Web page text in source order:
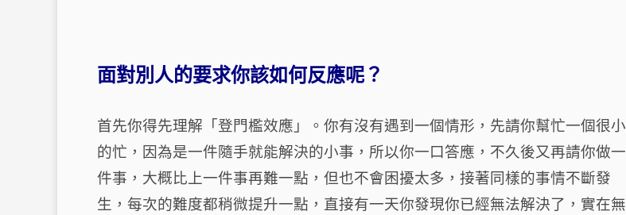
面對別人的要求你該如何反應呢？
首先你得先理解「登門檻效應」。你有沒有遇到一個情形，先請你幫忙一個很小
的忙，因為是一件隨手就能解決的小事，所以你一口答應，不久後又再請你做一
件事，大概比上一件事再難一點，但也不會困擾太多，接著同樣的事情不斷發
生，每次的難度都稍微提升一點，直接有一天你發現你已經無法解決了，實在無